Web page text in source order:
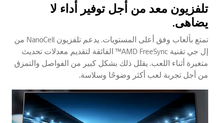
تلفزيون معد من أجل توفير أداء لا
يضاهى.
تمتع بألعاب وفق أعلى المستويات. يدعم تلفزيون NanoCell من
إل جي تقنية AMD FreeSync™ الفائقة لتقديم معدلات تحديث
متغيرة أثناء اللعب. يقلل ذلك بشكل كبير من الفواصل والتمزق
من أجل تجربة لعب أكثر وضوحًا وسلاسة.